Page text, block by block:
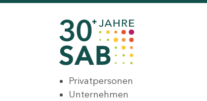
Privatpersonen
Unternehmen